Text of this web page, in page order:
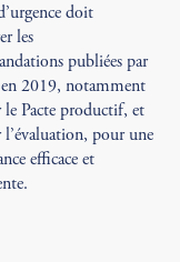
doit
les
publiées par
2019, notamment
le Pacte productif, et
l’évaluation, pour une
efficace et